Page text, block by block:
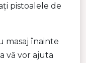
pistoalele de
masaj înainte
vă vor ajuta